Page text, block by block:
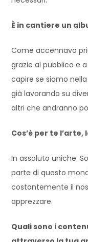
È in cantiere un
Come accennavo
grazie al pubblico e
capire se siamo
già lavorando su
altri che andranno
Cos’è per te l’arte,
In assoluto uniche.
parte di questo
costantemente il
apprezzare.
Quali sono i